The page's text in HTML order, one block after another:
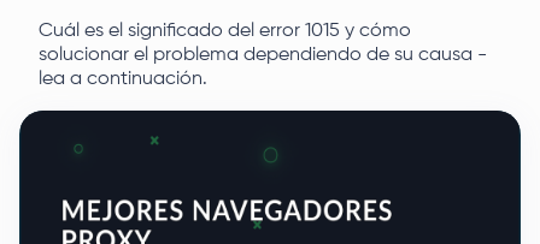
Cuál es el significado del error 1015 y cómo
solucionar el problema dependiendo de su causa -
lea a continuación.